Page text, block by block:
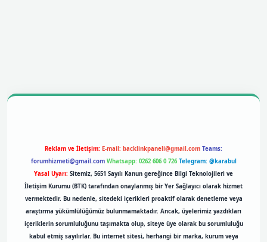
Reklam ve İletişim: E-mail: backlinkpaneli@gmail.com Teams:
forumhizmeti@gmail.com Whatsapp: 0262 606 0 726 Telegram: @karabul
Yasal Uyarı: Sitemiz, 5651 Sayılı Kanun gereğince Bilgi Teknolojileri ve
İletişim Kurumu (BTK) tarafından onaylanmış bir Yer Sağlayıcı olarak hizmet
vermektedir. Bu nedenle, sitedeki içerikleri proaktif olarak denetleme veya
araştırma yükümlülüğümüz bulunmamaktadır. Ancak, üyelerimiz yazdıkları
içeriklerin sorumluluğunu taşımakta olup, siteye üye olarak bu sorumluluğu
kabul etmiş sayılırlar. Bu internet sitesi, herhangi bir marka, kurum veya